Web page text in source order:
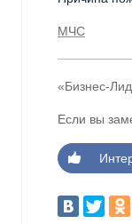
МЧС
«Бизнес-
Если вы